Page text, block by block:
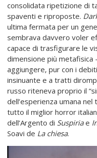
consolidata ripetizione di
spaventi e riproposte.
ultima fermata per un
sembrava davvero voler
capace di trasfigurare le
dimensione più metafisica
aggiungere, pur con i
insinuante e a tratti
russo riteneva proprio il
dell’esperienza umana nel
tutto il miglior horror
dell’Argento di Suspiriae
Soavi de La chiesa.